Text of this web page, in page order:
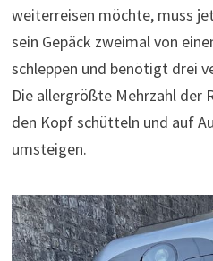
weiterreisen möchte, muss
sein Gepäck zweimal von
schleppen und benötigt drei
Die allergrößte Mehrzahl der
den Kopf schütteln und auf
umsteigen.